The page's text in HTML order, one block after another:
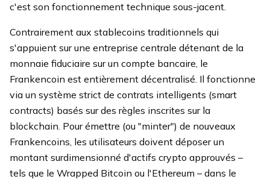
c'est son fonctionnement technique sous-jacent.
Contrairement aux stablecoins traditionnels qui
s'appuient sur une entreprise centrale détenant de la
monnaie fiduciaire sur un compte bancaire, le
Frankencoin est entièrement décentralisé. Il fonctionne
via un système strict de contrats intelligents (smart
contracts) basés sur des règles inscrites sur la
blockchain. Pour émettre (ou "minter") de nouveaux
Frankencoins, les utilisateurs doivent déposer un
montant surdimensionné d'actifs crypto approuvés –
tels que le Wrapped Bitcoin ou l'Ethereum – dans le